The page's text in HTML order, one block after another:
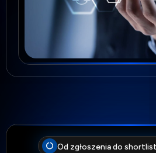
Od zgłoszenia do